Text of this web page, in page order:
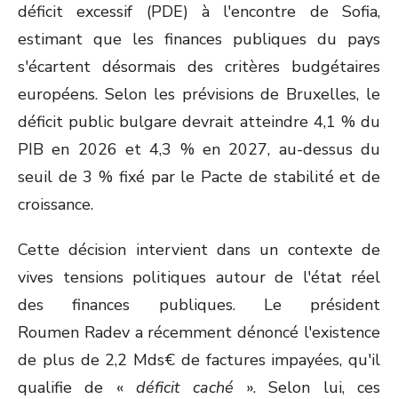
déficit excessif (PDE) à l'encontre de Sofia,
estimant que les finances publiques du pays
s'écartent désormais des critères budgétaires
européens. Selon les prévisions de Bruxelles, le
déficit public bulgare devrait atteindre 4,1 % du
PIB en 2026 et 4,3 % en 2027, au-dessus du
seuil de 3 % fixé par le Pacte de stabilité et de
croissance.
Cette décision intervient dans un contexte de
vives tensions politiques autour de l'état réel
des finances publiques. Le président
Roumen Radev a récemment dénoncé l'existence
de plus de 2,2 Mds€ de factures impayées, qu'il
qualifie de «déficit caché ». Selon lui, ces